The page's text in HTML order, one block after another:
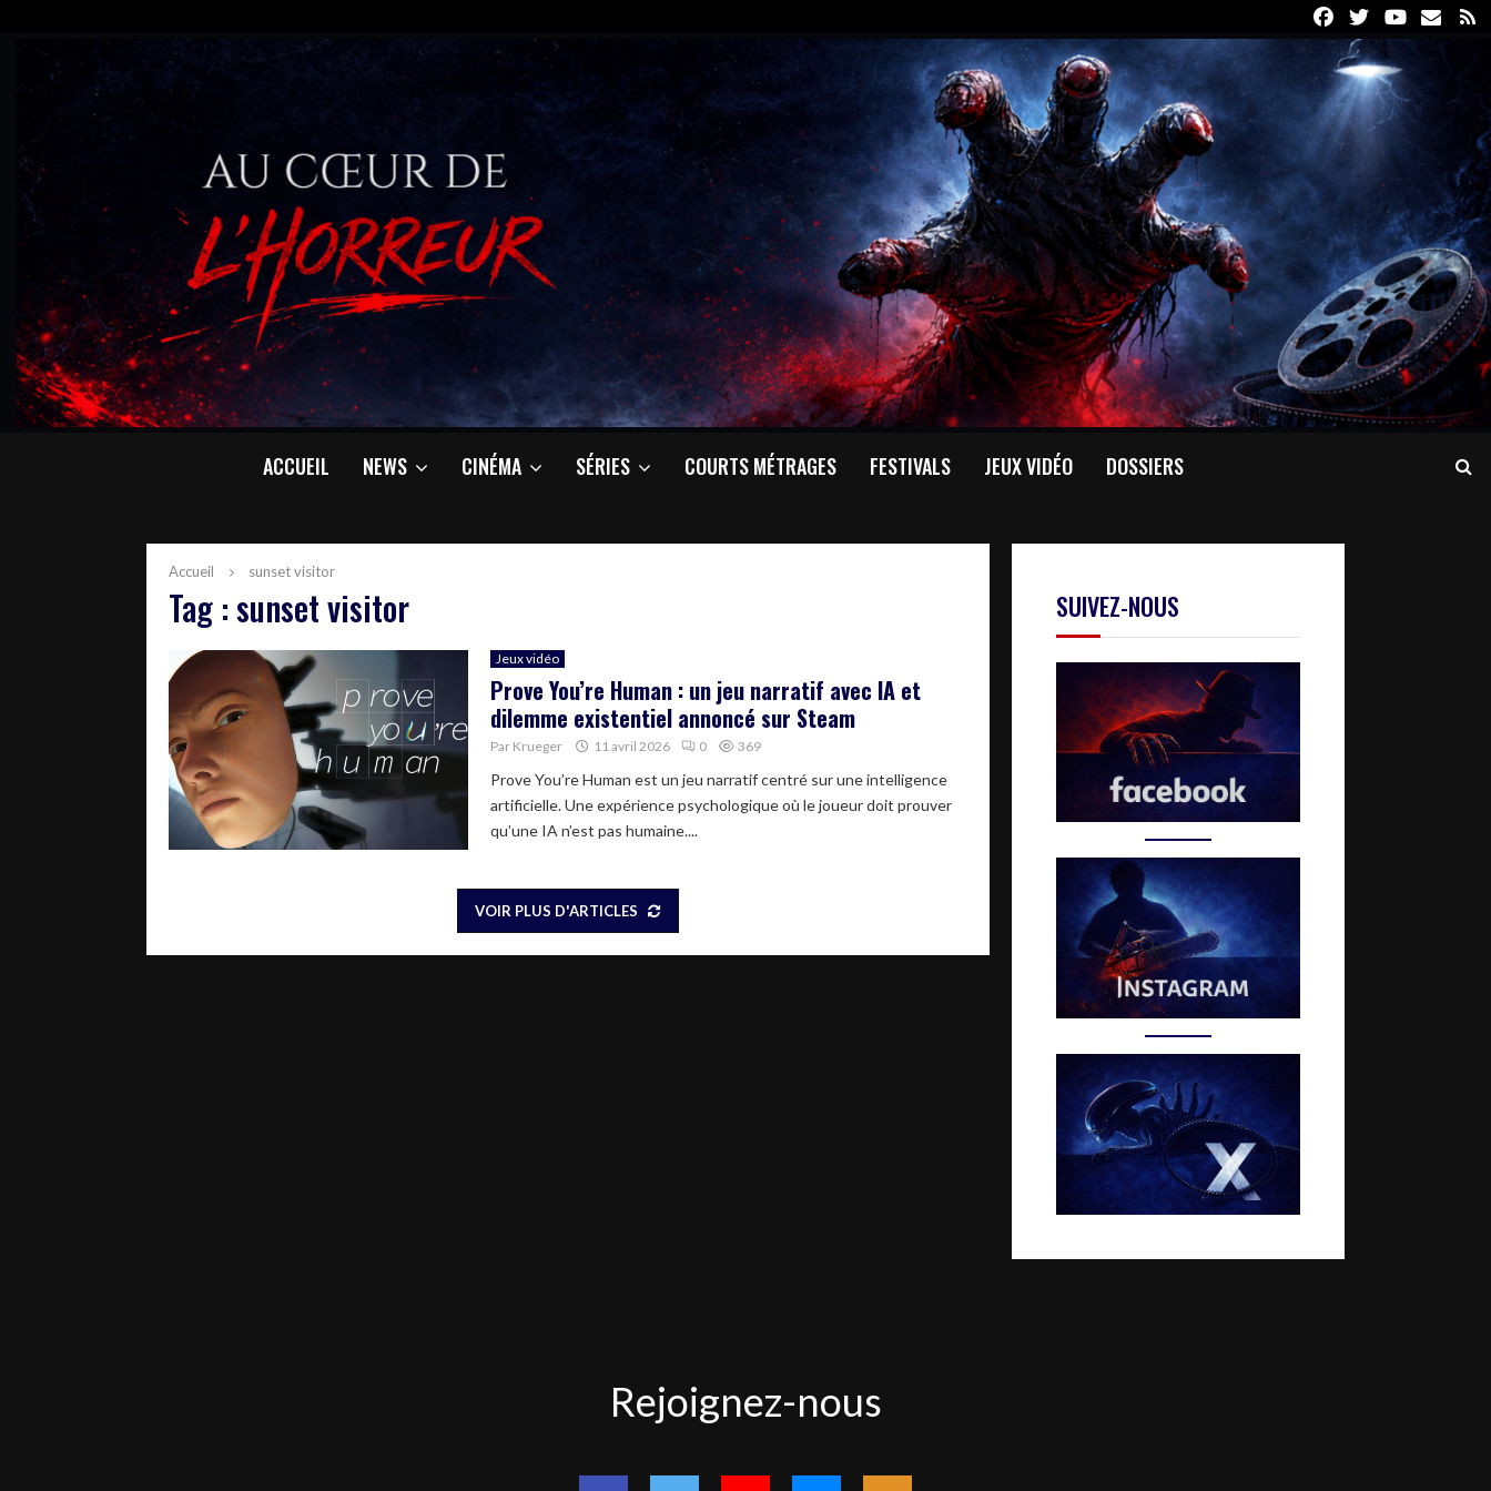
FacebookTwitterYoutube
Email
ACCUEIL NEWS CINÉMA SÉRIES COURTS MÉTRAGES FESTIVALS JEUX VIDÉO DOSSIERS
Accueil sunset visitor
Tag : sunset visitor
Jeux vidéo
Prove You’re Human : un jeu narratif avec IA et
dilemme existentiel annoncé sur Steam
Par Krueger 11 avril 2026 0 369
Prove You’re Human est un jeu narratif centré sur une intelligence
artificielle. Une expérience psychologique où le joueur doit prouver
qu’une IA n’est pas humaine....
VOIR PLUS D'ARTICLES
SUIVEZ-NOUS
nous
Rejoignez-nous